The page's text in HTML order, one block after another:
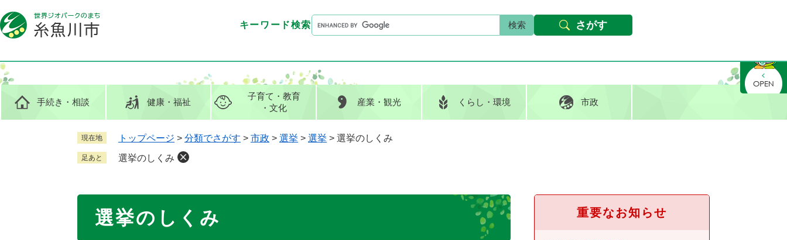
ー
ジ
先
頭
。
ニ
ュ
を
飛
て
本文へ Foreign languages
キーワード検索G
o
e
カ
手続き ・相談 健康・福祉
子育て ・教育
・文化
産業 ・観光 くらし ・環境 市政
キーワード検索
G
o
g
l
ス
タ
さがす
現在地 トップページ > 分類でさがす > 市政 > 選挙 > 選挙 > 選挙のしくみ
足あと 選挙のしくみ
選挙のしくみ 重要なお知らせ